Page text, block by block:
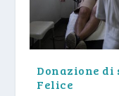
Donazione di
Felice